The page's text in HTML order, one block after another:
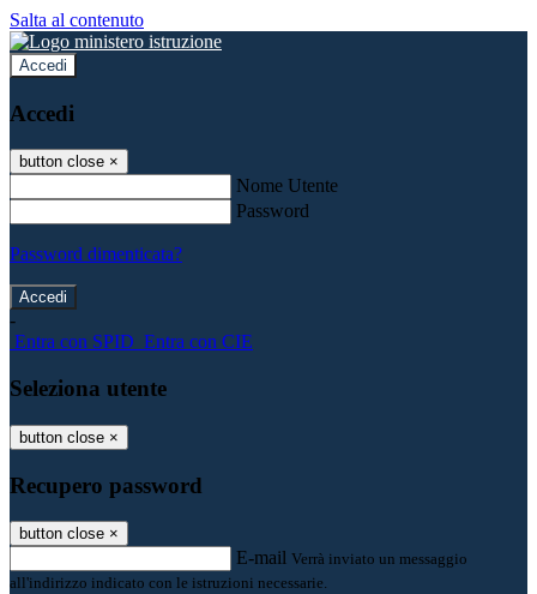
Salta al contenuto
Accedi
Accedi
button close ×
Nome Utente
Password
Password dimenticata?
-
Entra con SPID Entra con CIE
Seleziona utente
button close ×
Recupero password
button close ×
E-mail Verrà inviato un messaggio
all'indirizzo indicato con le istruzioni necessarie.